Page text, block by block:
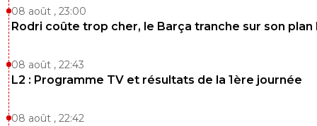
08 août , 23:00
Rodri coûte trop cher, le Barça tranche sur son plan
08 août , 22:43
L2 : Programme TV et résultats de la 1ère journée
08 août , 22:42